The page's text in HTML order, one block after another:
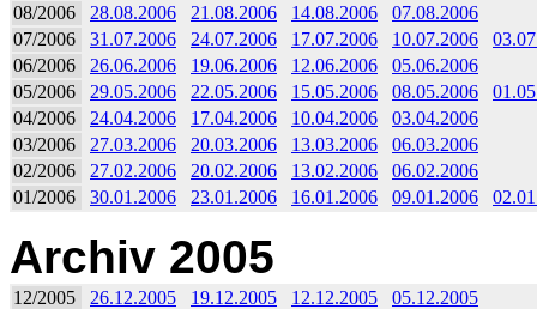
08/2006
28.08.2006 21.08.2006 14.08.2006
07.08.2006
07/2006
31.07.2006 24.07.2006 17.07.2006 10.07.2006
06/2006
26.06.2006 19.06.2006 12.06.2006
05.06.2006
05/2006
29.05.2006 22.05.2006 15.05.2006 08.05.2006
04/2006
24.04.2006 17.04.2006 10.04.2006
03.04.2006
03/2006
27.03.2006 20.03.2006 13.03.2006
06.03.2006
02/2006
27.02.2006 20.02.2006 13.02.2006
06.02.2006
01/2006
30.01.2006 23.01.2006 16.01.2006 09.01.2006
Archiv 2005
12/2005 26.12.2005 19.12.2005 12.12.2005
05.12.2005